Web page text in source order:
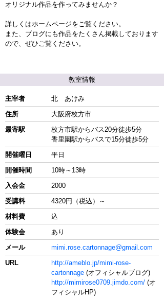
オリジナル作品を作ってみませんか？
詳しくはホームページをご覧ください。
また、ブログにも作品をたくさん掲載しております
ので、ぜひご覧ください。
教室情報
主宰者
北 あけみ
住所
大阪府枚方市
最寄駅
枚方市駅からバス20分徒歩5分
香里園駅からバスで15分徒歩5分
開催曜日
平日
開催時間
10時～13時
入会金
2000
受講料
4320円（税込）～
材料費
込
体験会
あり
メール
mimi.rose.cartonnage@gmail.com
URL
http://ameblo.jp/mimi-rose-
cartonnage (オフィシャルブログ)
http://mimirose0709.jimdo.com/ (オ
フィシャルHP)